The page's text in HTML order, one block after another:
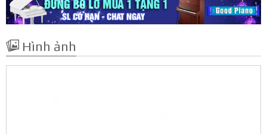
Hình ảnh